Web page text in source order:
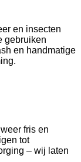
en insecten
gebruiken
en handmatige
fris en
tot
– wij laten